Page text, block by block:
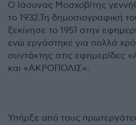
Ο Ιάσονας Μοσχοβίτης
το 1932.Τη δημοσιογραφική
ξεκίνησε το 1951 στην
ενώ εργάστηκε για πολλά
συντάκτης στις
και «ΑΚΡΟΠΟΛΙΣ».
Υπήρξε από τους